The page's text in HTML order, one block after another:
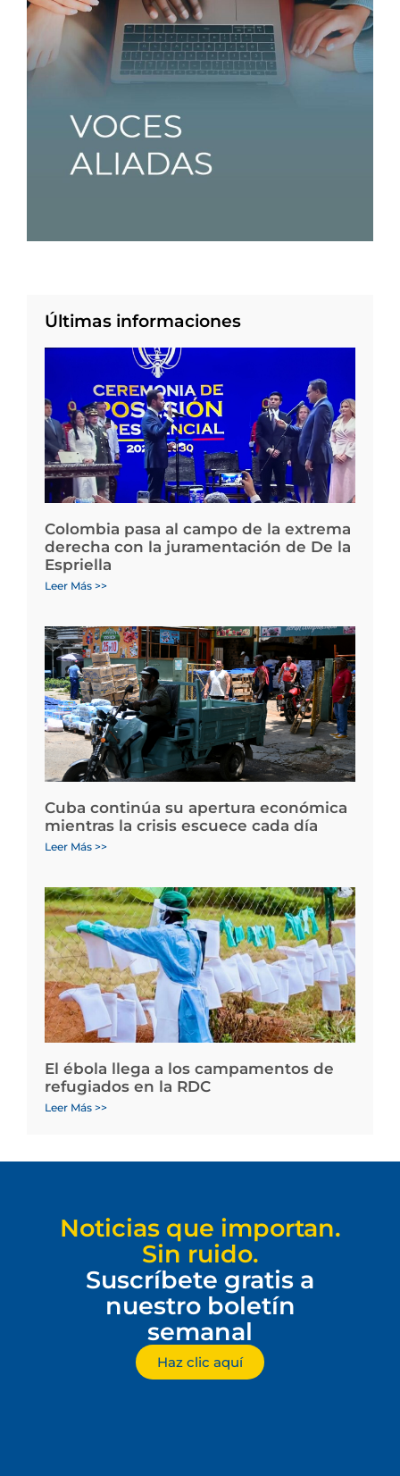
Últimas informaciones
Colombia pasa al campo de la extrema
derecha con la juramentación de De la
Espriella
Leer Más >>
Cuba continúa su apertura económica
mientras la crisis escuece cada día
Leer Más >>
El ébola llega a los campamentos de
refugiados en la RDC
Leer Más >>
Noticias que importan.
Sin ruido.
Suscríbete gratis a
nuestro boletín
semanal
Haz clic aquí